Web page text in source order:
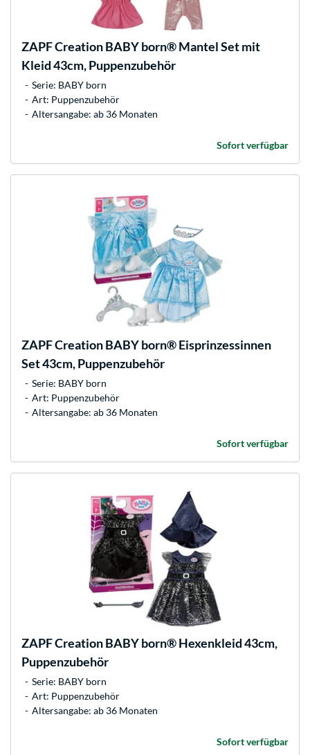
ZAPF CreationBABY born® Mantel Set mit
Kleid 43cm, Puppenzubehör
Serie: BABY born
Art: Puppenzubehör
Altersangabe: ab 36 Monaten
Sofort verfügbar
ZAPF CreationBABY born® Eisprinzessinnen
Set 43cm, Puppenzubehör
Serie: BABY born
Art: Puppenzubehör
Altersangabe: ab 36 Monaten
Sofort verfügbar
ZAPF CreationBABY born® Hexenkleid 43cm,
Puppenzubehör
Serie: BABY born
Art: Puppenzubehör
Altersangabe: ab 36 Monaten
Sofort verfügbar